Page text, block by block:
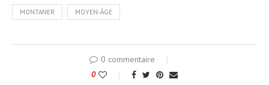
MONTANER MOYEN-ÂGE
0 commentaire
0